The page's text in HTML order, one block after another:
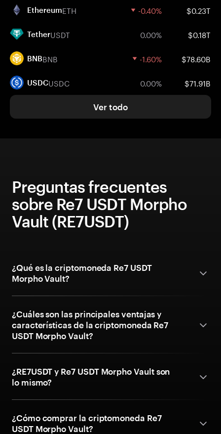
EthereumETH -0.40% $0.23T
TetherUSDT 0.00% $0.18T
BNBBNB -1.60% $78.60B
USDCUSDC 0.00% $71.91B
Ver todo
Preguntas frecuentes
sobre Re7 USDT Morpho
Vault (RE7USDT)
¿Qué es la criptomoneda Re7 USDT
Morpho Vault?
¿Cuáles son las principales ventajas y
características de la criptomoneda Re7
USDT Morpho Vault?
¿RE7USDT y Re7 USDT Morpho Vault son
lo mismo?
¿Cómo comprar la criptomoneda Re7
USDT Morpho Vault?